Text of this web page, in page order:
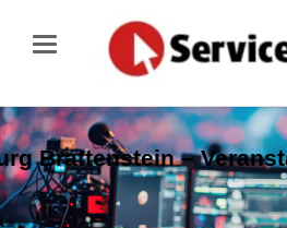
Brattenstein –